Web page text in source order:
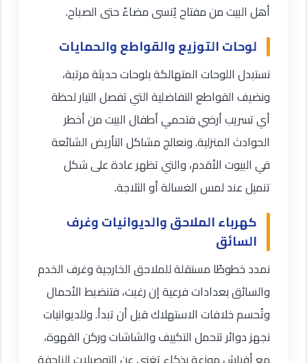
أهل البيت من مفتاح يُنسى مضاءً حتى الصباح.
لوحات التوزيع والقواطع والحمايات
نستبدل اللوحات المتهالكة بلوحات حديثة مرتبة،
ونضيف القواطع التفاضلية التي تفصل التيار لحظة
أي تسريب أرضي فتحمي أطفال البيت من أخطر
الحوادث المنزلية. ونعالج مشاكل التأريض الشائعة
في البيوت الأقدم، والتي تظهر عادة على شكل
تنميل عند لمس الغسالة أو الثلاجة.
كهرباء الملاحق والديوانيات وغرف
السائق
نمدد خطوطًا مستقلة للملاحق الخارجية وغرف الخدم
والسائق بعدادات فرعية إن رغبت، فتنضبط الأحمال
وتُحسم خلافات الاستهلاك قبل أن تبدأ. وللديوانيات
نجهز دوائر تتحمل التكييف والشاشات وركن القهوة،